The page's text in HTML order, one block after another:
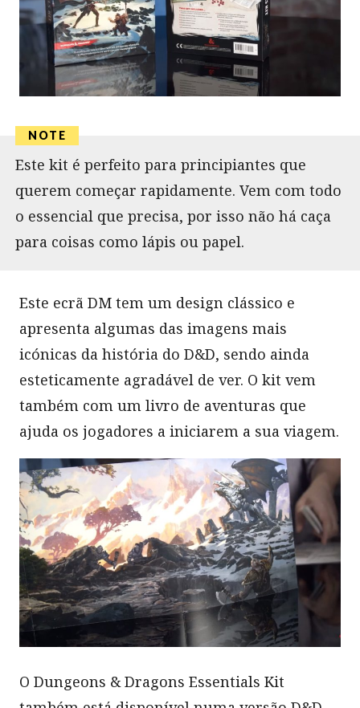
Este kit é perfeito para principiantes que
querem começar rapidamente. Vem com todo
o essencial que precisa, por isso não há caça
para coisas como lápis ou papel.
Este ecrã DM tem um design clássico e
apresenta algumas das imagens mais
icónicas da história do D&D, sendo ainda
esteticamente agradável de ver. O kit vem
também com um livro de aventuras que
ajuda os jogadores a iniciarem a sua viagem.
O Dungeons & Dragons Essentials Kit